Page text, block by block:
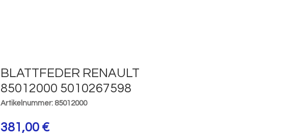
BLATTFEDER RENAULT
85012000 5010267598
Artikelnummer: 85012000
381,00 €Preis